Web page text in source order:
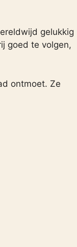
gelukkig
goed te volgen,
ontmoet. Ze